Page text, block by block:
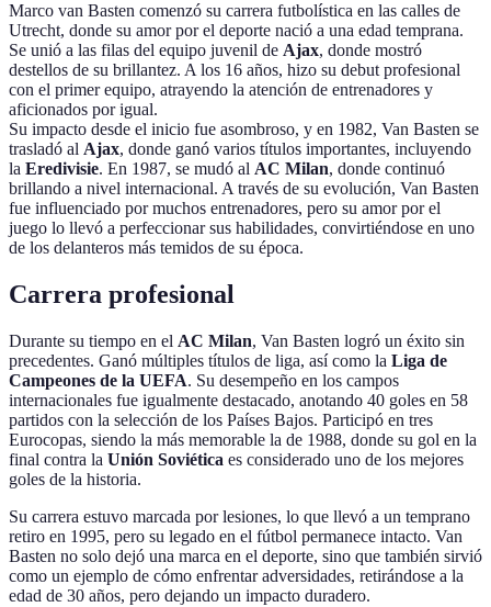
Marco van Basten comenzó su carrera futbolística en las calles de
Utrecht, donde su amor por el deporte nació a una edad temprana.
Se unió a las filas del equipo juvenil de Ajax, donde mostró
destellos de su brillantez. A los 16 años, hizo su debut profesional
con el primer equipo, atrayendo la atención de entrenadores y
aficionados por igual.
Su impacto desde el inicio fue asombroso, y en 1982, Van Basten se
trasladó al Ajax, donde ganó varios títulos importantes, incluyendo
la Eredivisie. En 1987, se mudó al AC Milan, donde continuó
brillando a nivel internacional. A través de su evolución, Van Basten
fue influenciado por muchos entrenadores, pero su amor por el
juego lo llevó a perfeccionar sus habilidades, convirtiéndose en uno
de los delanteros más temidos de su época.
Carrera profesional
Durante su tiempo en el AC Milan, Van Basten logró un éxito sin
precedentes. Ganó múltiples títulos de liga, así como la Liga de
Campeones de la UEFA. Su desempeño en los campos
internacionales fue igualmente destacado, anotando 40 goles en 58
partidos con la selección de los Países Bajos. Participó en tres
Eurocopas, siendo la más memorable la de 1988, donde su gol en la
final contra la Unión Soviética es considerado uno de los mejores
goles de la historia.
Su carrera estuvo marcada por lesiones, lo que llevó a un temprano
retiro en 1995, pero su legado en el fútbol permanece intacto. Van
Basten no solo dejó una marca en el deporte, sino que también sirvió
como un ejemplo de cómo enfrentar adversidades, retirándose a la
edad de 30 años, pero dejando un impacto duradero.